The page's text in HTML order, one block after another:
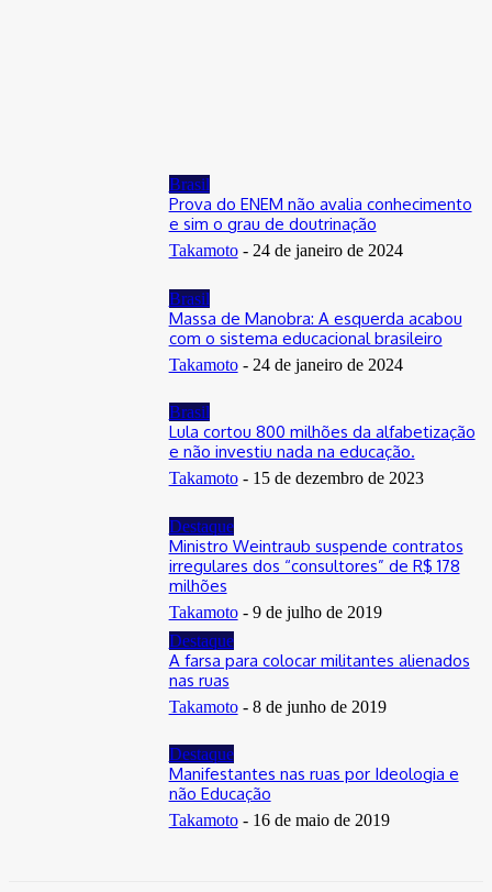
Brasil
Prova do ENEM não avalia conhecimento
e sim o grau de doutrinação
Takamoto - 24 de janeiro de 2024
Brasil
Massa de Manobra: A esquerda acabou
com o sistema educacional brasileiro
Takamoto - 24 de janeiro de 2024
Brasil
Lula cortou 800 milhões da alfabetização
e não investiu nada na educação.
Takamoto - 15 de dezembro de 2023
Destaque
Ministro Weintraub suspende contratos
irregulares dos “consultores” de R$ 178
milhões
Takamoto - 9 de julho de 2019
Destaque
A farsa para colocar militantes alienados
nas ruas
Takamoto - 8 de junho de 2019
Destaque
Manifestantes nas ruas por Ideologia e
não Educação
Takamoto - 16 de maio de 2019